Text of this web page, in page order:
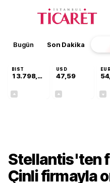
Bugün Son Dakika
BIST
13.798,82
USD
47,59
EUR
Stellantis'ten
Çinli firmayla